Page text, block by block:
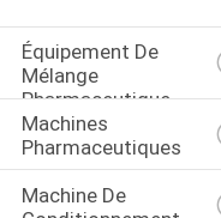
Équipement De
Mélange
Pharmaceutique
Machines
Pharmaceutiques
Machine De